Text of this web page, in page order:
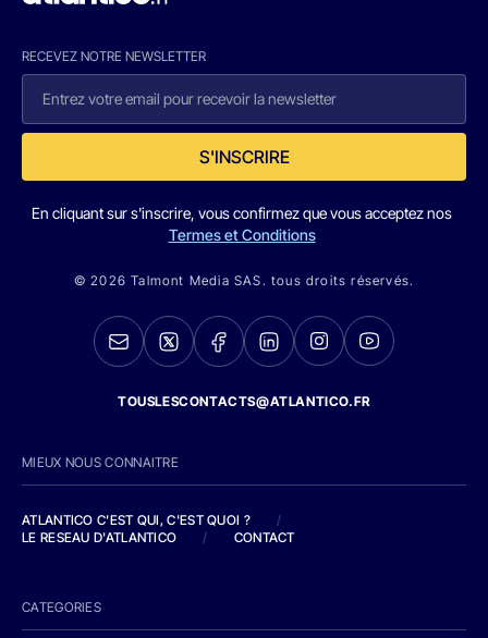
RECEVEZ NOTRE NEWSLETTER
S'INSCRIRE
En cliquant sur s'inscrire, vous confirmez que vous acceptez nos
Termes et Conditions
© 2026 Talmont Media SAS. tous droits réservés.
TOUSLESCONTACTS@ATLANTICO.FR
MIEUX NOUS CONNAITRE
ATLANTICO C'EST QUI, C'EST QUOI ?
/
LE RESEAU D'ATLANTICO
/ CONTACT
CATEGORIES